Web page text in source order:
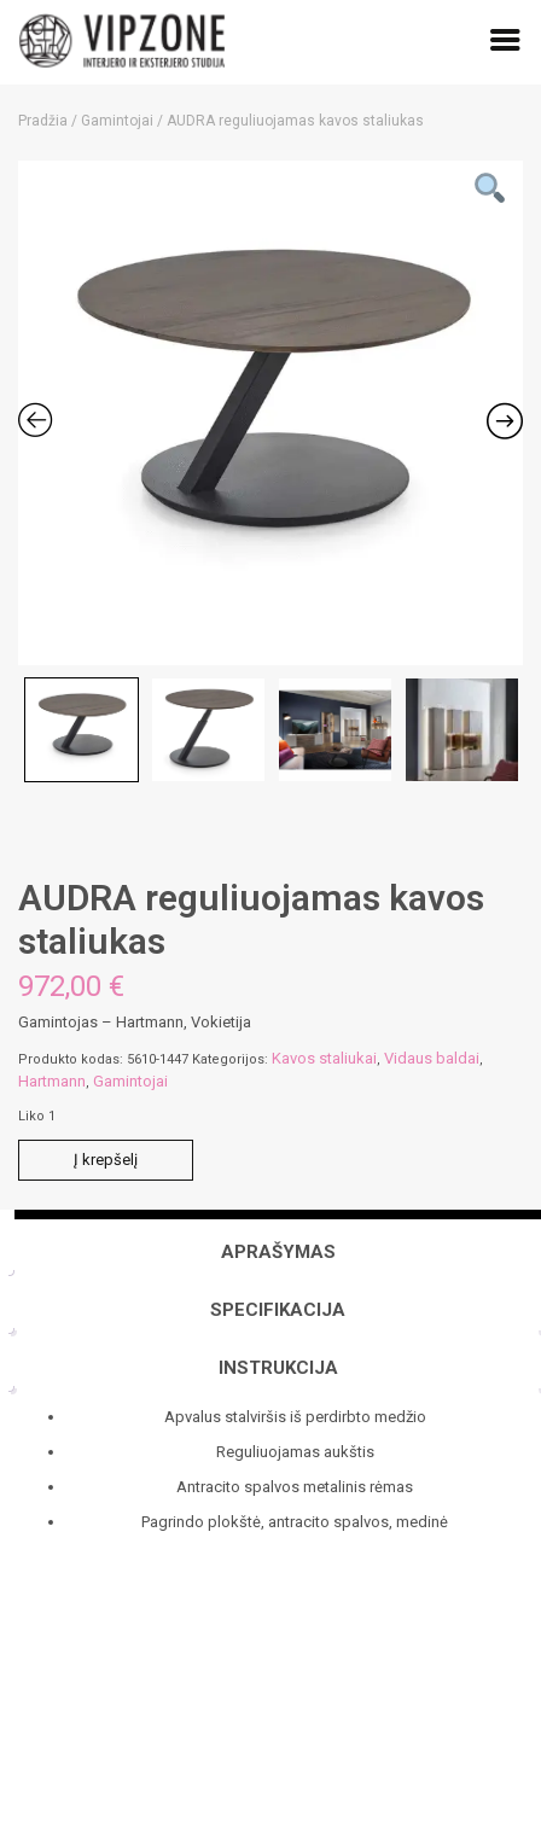
Pradžia / Gamintojai / AUDRA reguliuojamas kavos staliukas
AUDRA reguliuojamas kavos
staliukas
972,00 €
Gamintojas – Hartmann, Vokietija
Produkto kodas: 5610-1447 Kategorijos: Kavos staliukai Vidaus baldai
Hartmann Gamintojai
Liko 1
reguliuojamas
Į krepšelį
APRAŠYMAS
SPECIFIKACIJA
INSTRUKCIJA
Apvalus stalviršis iš perdirbto medžio
Reguliuojamas aukštis
Antracito spalvos metalinis rėmas
Pagrindo plokštė, antracito spalvos, medinė